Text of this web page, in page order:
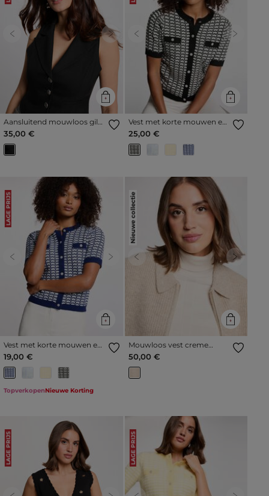
Previous Next
Aansluitend mouwloos gilet
zwart vrouw
35,00 €
Previous Next
Vest met korte mouwen en
print zwart vrouw
25,00 €
LAGE PRIJS
Previous Next
Vest met korte mouwen en
print marineblauw vrouw
19,00 €
TopverkopenNieuwe Korting
Nieuwe collectie
Previous Next
Mouwloos vest creme
50,00 €
LAGE PRIJS LAGE PRIJS